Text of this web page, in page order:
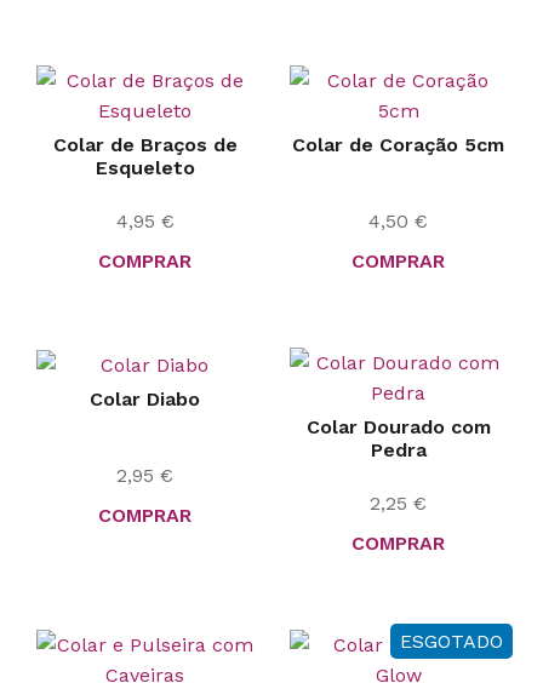
Colar de Braços de
Esqueleto
4,95 €
COMPRAR
Colar de Coração 5cm
4,50 €
COMPRAR
Colar Diabo
2,95 €
COMPRAR
Colar Dourado com
Pedra
2,25 €
COMPRAR
ESGOTADO